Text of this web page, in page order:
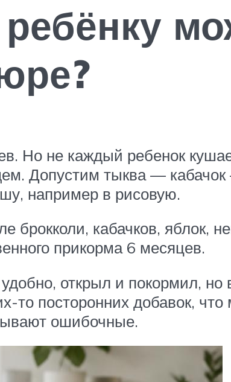
Но не каждый ребенок
Допустим тыква —
например в рисовую.
кабачков, яблок,
прикорма 6 месяцев.
открыл и покормил,
то посторонних добавок,
ошибочные.